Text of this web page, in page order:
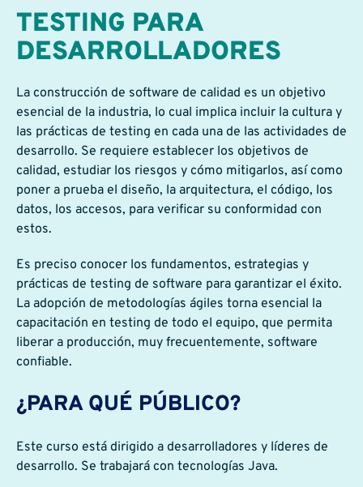
TESTING PARA
DESARROLLADORES
La construcción de software de calidad es un objetivo
esencial de la industria, lo cual implica incluir la cultura y
las prácticas de testing en cada una de las actividades de
desarrollo. Se requiere establecer los objetivos de
calidad, estudiar los riesgos y cómo mitigarlos, así como
poner a prueba el diseño, la arquitectura, el código, los
datos, los accesos, para verificar su conformidad con
estos.
Es preciso conocer los fundamentos, estrategias y
prácticas de testing de software para garantizar el éxito.
La adopción de metodologías ágiles torna esencial la
capacitación en testing de todo el equipo, que permita
liberar a producción, muy frecuentemente, software
confiable.
¿PARA QUÉ PÚBLICO?
Este curso está dirigido a desarrolladores y líderes de
desarrollo. Se trabajará con tecnologías Java.